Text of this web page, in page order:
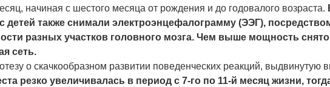
начиная с шестого месяца от рождения и до годовалого возраста.
детей также снимали электроэнцефалограмму (ЭЭГ),
разных участков головного мозга. Чем выше мощность
сеть.
о скачкообразном развитии поведенческих реакций, выдвинутую
резко увеличивалась в период с 7-го по 11-й месяц жизни,